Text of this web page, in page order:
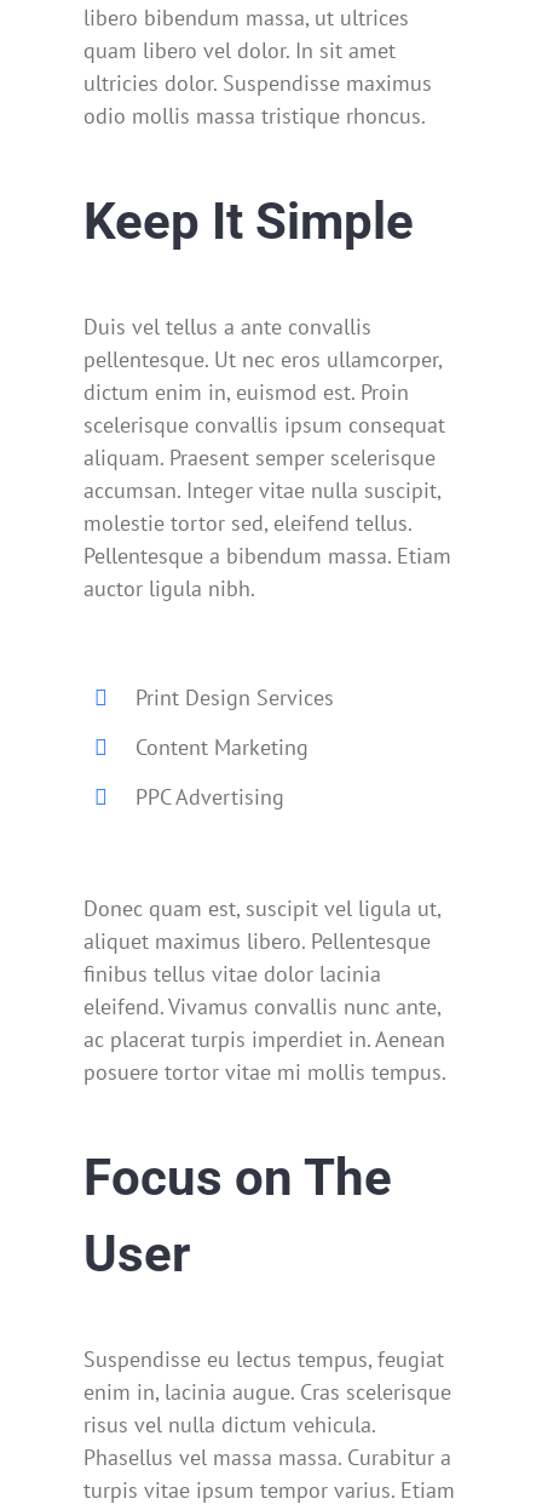
libero bibendum massa, ut ultrices
quam libero vel dolor. In sit amet
ultricies dolor. Suspendisse maximus
odio mollis massa tristique rhoncus.
Keep It Simple
Duis vel tellus a ante convallis
pellentesque. Ut nec eros ullamcorper,
dictum enim in, euismod est. Proin
scelerisque convallis ipsum consequat
aliquam. Praesent semper scelerisque
accumsan. Integer vitae nulla suscipit,
molestie tortor sed, eleifend tellus.
Pellentesque a bibendum massa. Etiam
auctor ligula nibh.
Print Design Services
Content Marketing
PPC Advertising
Donec quam est, suscipit vel ligula ut,
aliquet maximus libero. Pellentesque
finibus tellus vitae dolor lacinia
eleifend. Vivamus convallis nunc ante,
ac placerat turpis imperdiet in. Aenean
posuere tortor vitae mi mollis tempus.
Focus on The
User
Suspendisse eu lectus tempus, feugiat
enim in, lacinia augue. Cras scelerisque
risus vel nulla dictum vehicula.
Phasellus vel massa massa. Curabitur a
turpis vitae ipsum tempor varius. Etiam